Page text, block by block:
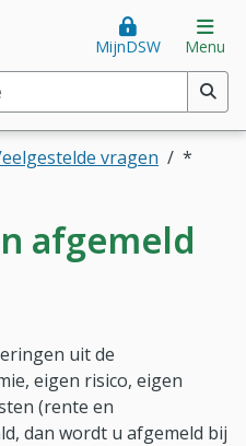
Goed voor je.
2 tekens)
MijnDSW Menu
vragen *
afgemeld
uit de
eigen risico, eigen
(rente en
dan wordt u afgemeld bij